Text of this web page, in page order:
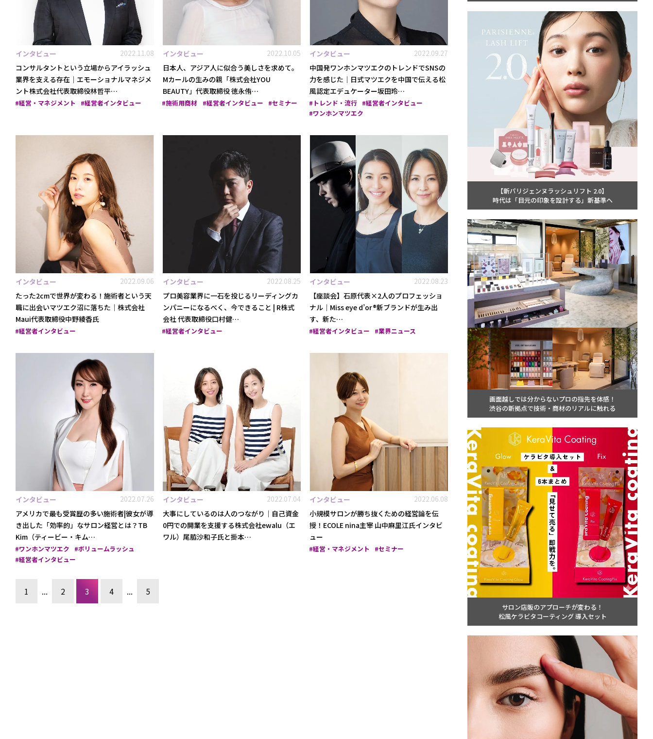
インタビュー
2022.11.08
コンサルタントという立場からアイラッシュ
業界を支える存在｜エモーショナルマネジメ
ント株式会社代表取締役林哲平…
経営・マネジメント 経営者インタビュー
インタビュー
2022.10.05
日本人、アジア人に似合う美しさを求めて。
Mカールの生みの親「株式会社YOU
BEAUTY」代表取締役 徳永侑…
施術用商材 経営者インタビュー セミナー
インタビュー
2022.09.27
中国発ワンホンマツエクのトレンドでSNSの
力を感じた｜日式マツエクを中国で伝える松
風認定エデュケーター坂田玲…
トレンド・流行
経営者インタビュー
ワンホンマツエク
インタビュー
2022.09.06
たった2cmで世界が変わる！施術者という天
職に出会いマツエク沼に落ちた｜株式会社
Maui代表取締役中野綾香氏
経営者インタビュー
インタビュー
2022.08.25
プロ美容業界に一石を投じるリーディングカ
ンパニーになるべく、今できること | R株式
会社 代表取締役口村健…
経営者インタビュー
インタビュー
2022.08.23
【座談会】石原代表×2人のプロフェッショ
ナル｜Miss eye d’or®新ブランドが生み出
す、新た…
経営者インタビュー 業界ニュース
インタビュー
2022.07.26
アメリカで最も受賞歴の多い施術者|彼女が導
き出した「効率的」なサロン経営とは？TB
Kim（ティービー・キム…
ワンホンマツエク
ボリュームラッシュ
経営者インタビュー
インタビュー
2022.07.04
大事にしているのは人のつながり｜自己資金
0円での開業を支援する株式会社ewalu（エ
ワル）尾脇沙和子氏と掛本…
インタビュー
2022.06.08
小規模サロンが勝ち抜くための経営論を伝
授！ECOLE nina主宰 山中麻里江氏インタビ
ュー
経営・マネジメント セミナー
1 ... 2 3 4 ... 5
【新パリジェンヌラッシュリフト 2.0】
時代は「目元の印象を設計する」新基準へ
画面越しでは分からないプロの指先を体感！
渋谷の新拠点で技術・商材のリアルに触れる
サロン店販のアプローチが変わる！
松風ケラビタコーティング 導入セット